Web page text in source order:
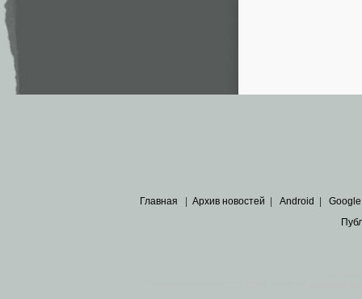
Главная Архив новостей Android Google